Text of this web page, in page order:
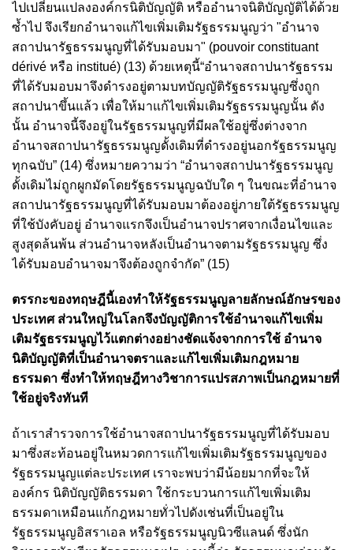
ไปเปลี่ยนแปลงองค์กรนิติบัญญัติ หรืออำนาจนิติบัญญัติได้ด้วย
ซ้ำไป จึงเรียกอำนาจแก้ไขเพิ่มเติมรัฐธรรมนูญว่า "อำนาจ
สถาปนารัฐธรรมนูญที่ได้รับมอบมา" (pouvoir constituant
dérivé หรือ institué) (13) ด้วยเหตุนี้“อำนาจสถาปนารัฐธรรม
ที่ได้รับมอบมาจึงดำรงอยู่ตามบทบัญญัติรัฐธรรมนูญซึ่งถูก
สถาปนาขึ้นแล้ว เพื่อให้มาแก้ไขเพิ่มเติมรัฐธรรมนูญนั้น ดัง
นั้น อำนาจนี้จึงอยู่ในรัฐธรรมนูญที่มีผลใช้อยู่ซึ่งต่างจาก
อำนาจสถาปนารัฐธรรมนูญดั้งเดิมที่ดำรงอยู่นอกรัฐธรรมนูญ
ทุกฉบับ” (14) ซึ่งหมายความว่า “อำนาจสถาปนารัฐธรรมนูญ
ดั้งเดิมไม่ถูกผูกมัดโดยรัฐธรรมนูญฉบับใด ๆ ในขณะที่อำนาจ
สถาปนารัฐธรรมนูญที่ได้รับมอบมาต้องอยู่ภายใต้รัฐธรรมนูญ
ที่ใช้บังคับอยู่ อำนาจแรกจึงเป็นอำนาจปราศจากเงื่อนไขและ
สูงสุดล้นพ้น ส่วนอำนาจหลังเป็นอำนาจตามรัฐธรรมนูญ ซึ่ง
ได้รับมอบอำนาจมาจึงต้องถูกจำกัด” (15)
ตรรกะของทฤษฎีนี้เองทำให้รัฐธรรมนูญลายลักษณ์อักษรของ
ประเทศ ส่วนใหญ่ในโลกจึงบัญญัติการใช้อำนาจแก้ไขเพิ่ม
เติมรัฐธรรมนูญไว้แตกต่างอย่างชัดแจ้งจากการใช้ อำนาจ
นิติบัญญัติที่เป็นอำนาจตราและแก้ไขเพิ่มเติมกฎหมาย
ธรรมดา ซึ่งทำให้ทฤษฎีทางวิชาการแปรสภาพเป็นกฎหมายที่
ใช้อยู่จริงทันที
ถ้าเราสำรวจการใช้อำนาจสถาปนารัฐธรรมนูญที่ได้รับมอบ
มาซึ่งสะท้อนอยู่ในหมวดการแก้ไขเพิ่มเติมรัฐธรรมนูญของ
รัฐธรรมนูญแต่ละประเทศ เราจะพบว่ามีน้อยมากที่จะให้
องค์กร นิติบัญญัติธรรมดา ใช้กระบวนการแก้ไขเพิ่มเติม
ธรรมดาเหมือนแก้กฎหมายทั่วไปดังเช่นที่เป็นอยู่ใน
รัฐธรรมนูญอิสราเอล หรือรัฐธรรมนูญนิวซีแลนด์ ซึ่งนัก